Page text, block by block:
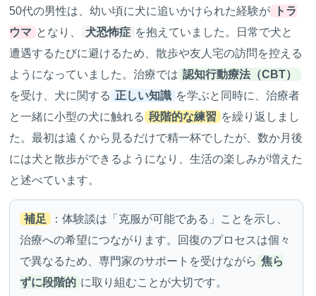
50代の男性は、幼い頃に犬に追いかけられた経験が
トラ
ウマ となり、 犬恐怖症 を抱えていました。日常で犬と
遭遇するたびに避けるため、散歩や友人宅の訪問を控える
ようになっていました。治療では 認知行動療法（CBT）
を受け、犬に関する 正しい知識 を学ぶと同時に、治療者
と一緒に小型の犬に触れる 段階的な練習 を繰り返しまし
た。最初は遠くから見るだけで精一杯でしたが、数か月後
には犬と散歩ができるようになり、生活の楽しみが増えた
と述べています。
補足
：体験談は「克服が可能である」ことを示し、
治療への希望につながります。回復のプロセスは個々
で異なるため、専門家のサポートを受けながら 焦ら
ずに段階的 に取り組むことが大切です。